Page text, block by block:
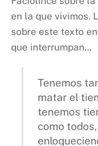
en la que vivimos.
sobre este texto
que interrumpan…
Tenemos
matar el
tenemos
como